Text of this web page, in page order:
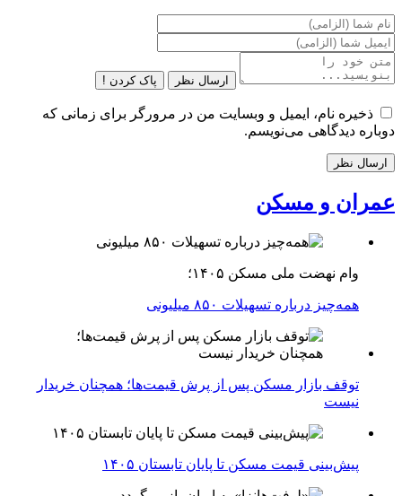
ارسال نظر پاک کردن !
ذخیره نام، ایمیل و وبسایت من در مرورگر برای زمانی که
دوباره دیدگاهی می‌نویسم.
عمران و مسکن
وام نهضت ملی مسکن ۱۴۰۵؛
همه‌چیز درباره تسهیلات ۸۵۰ میلیونی
توقف بازار مسکن پس از پرش قیمت‌ها؛ همچنان خریدار
نیست
پیش‌بینی قیمت مسکن تا پایان تابستان ۱۴۰۵